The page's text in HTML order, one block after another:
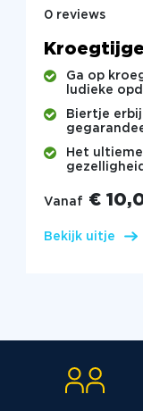
0 reviews
Ga op
ludieke
Biertje
Het
Vanaf €
Bekijk uitje